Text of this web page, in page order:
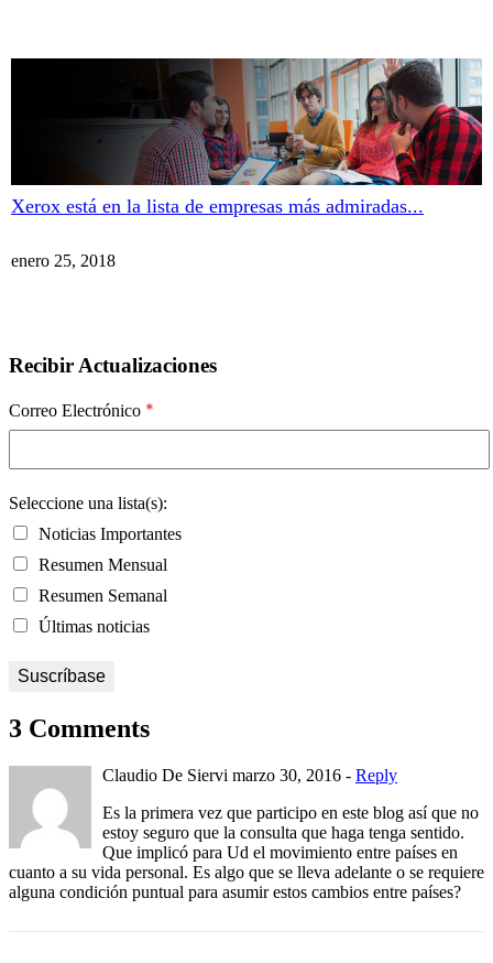
Xerox está en la lista de empresas más admiradas...
enero 25, 2018
Recibir Actualizaciones
Correo Electrónico *
Seleccione una lista(s):
Noticias Importantes
Resumen Mensual
Resumen Semanal
Últimas noticias
3 Comments
Claudio De Siervi marzo 30, 2016 - Reply
Es la primera vez que participo en este blog así que no
estoy seguro que la consulta que haga tenga sentido.
Que implicó para Ud el movimiento entre países en
cuanto a su vida personal. Es algo que se lleva adelante o se requiere
alguna condición puntual para asumir estos cambios entre países?